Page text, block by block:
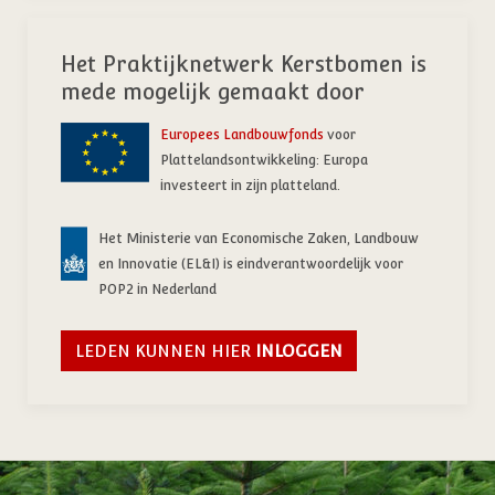
Het Praktijknetwerk Kerstbomen is
mede mogelijk gemaakt door
Europees Landbouwfonds voor
Plattelandsontwikkeling: Europa
investeert in zijn platteland.
Het Ministerie van Economische Zaken, Landbouw
en Innovatie (EL&I) is eindverantwoordelijk voor
POP2 in Nederland
LEDEN KUNNEN HIER INLOGGEN